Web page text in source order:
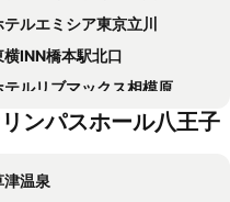
テルエミシア東京立川
横INN橋本駅北口
テルリブマックス相模原
テルリブマックス南橋本駅前
テル日航立川 東京
ンパスホール八王子
津温泉